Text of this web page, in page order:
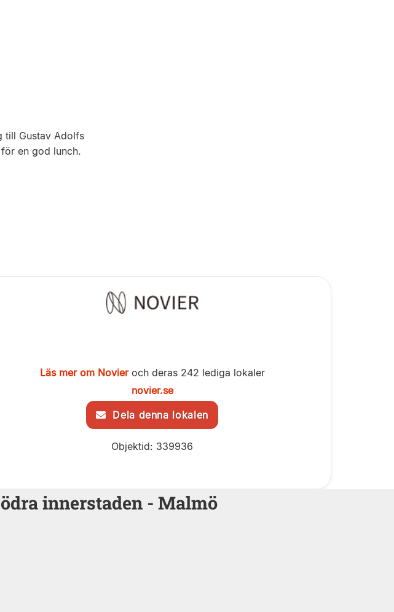
till Gustav Adolfs
en god lunch.
Läs mer om Novieroch deras 242 lediga lokaler
novier.se
Dela denna lokalen
Objektid: 339936
innerstaden - Malmö